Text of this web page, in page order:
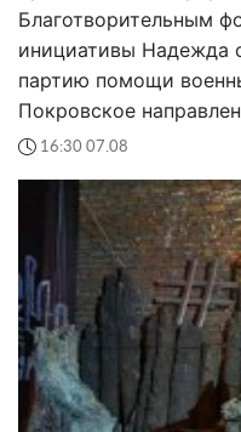
Благотворительным
инициативы Надежда
партию помощи
Покровское
16:30 07.08